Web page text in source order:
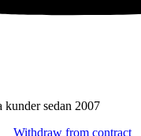
sedan 2007
Withdraw from contract